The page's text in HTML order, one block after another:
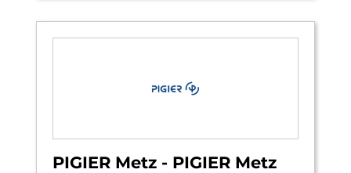
PIGIER Metz - PIGIER Metz